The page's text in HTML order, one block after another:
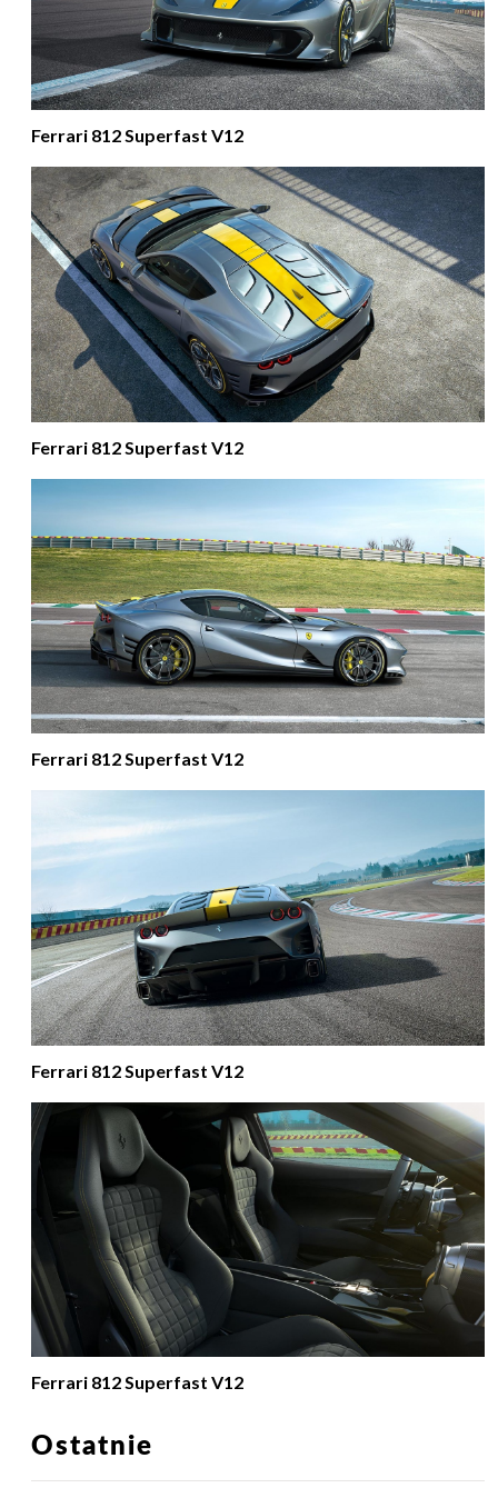
Ferrari 812 Superfast V12
Ferrari 812 Superfast V12
Ferrari 812 Superfast V12
Ferrari 812 Superfast V12
Ferrari 812 Superfast V12
Ostatnie